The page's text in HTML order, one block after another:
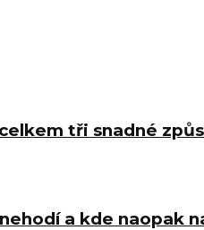
tři snadné
a kde naopak